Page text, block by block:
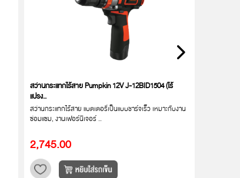
สว่านกระแทกไร้สาย Pumpkin 12V J-12BID1504 (ไร้
แปรง..
สว่านกระแทกไร้สาย แบตเตอรี่เป็นแบบชาร์จเร็ว เหมาะกับงาน
ซ่อมแซม, งานเฟอร์นิเจอร์ ..
2,745.00